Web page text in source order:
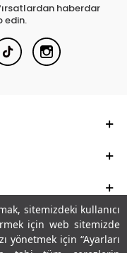
sitemizdeki kullanıcı
için web sitemizde
yönetmek için “Ayarları
haberdar
edin.